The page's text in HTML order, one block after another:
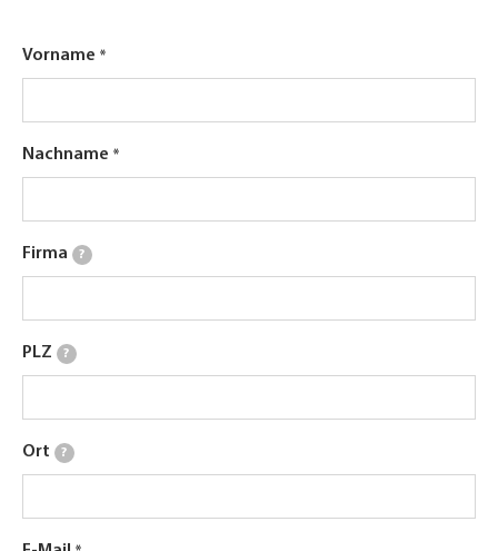
Vorname
Nachname
Firma ?
PLZ ?
Ort ?